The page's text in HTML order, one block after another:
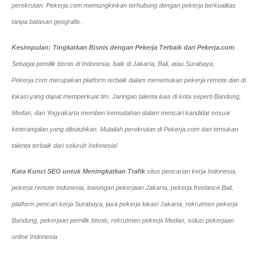
perekrutan. Pekerja.com memungkinkan terhubung dengan pekerja berkualitas
tanpa batasan geografis.
Kesimpulan: Tingkatkan Bisnis dengan Pekerja Terbaik dari Pekerja.com
Sebagai pemilik bisnis di Indonesia, baik di Jakarta, Bali, atau Surabaya,
Pekerja.com merupakan platform terbaik dalam menemukan pekerja remote dan di
lokasi yang dapat memperkuat tim. Jaringan talenta luas di kota seperti Bandung,
Medan, dan Yogyakarta memberi kemudahan dalam mencari kandidat sesuai
keterampilan yang dibutuhkan. Mulailah perekrutan di Pekerja.com dan temukan
talenta terbaik dari seluruh Indonesia!
Kata Kunci SEO untuk Meningkatkan Trafik situs pencarian kerja Indonesia,
pekerja remote Indonesia, lowongan pekerjaan Jakarta, pekerja freelance Bali,
platform pencari kerja Surabaya, jasa pekerja lokasi Jakarta, rekrutmen pekerja
Bandung, pekerjaan pemilik bisnis, rekrutmen pekerja Medan, solusi pekerjaan
online Indonesia